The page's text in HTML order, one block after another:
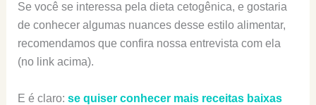
Se você se interessa pela dieta cetogênica, e gostaria
de conhecer algumas nuances desse estilo alimentar,
recomendamos que confira nossa entrevista com ela
(no link acima).
E é claro: se quiser conhecer mais receitas baixas